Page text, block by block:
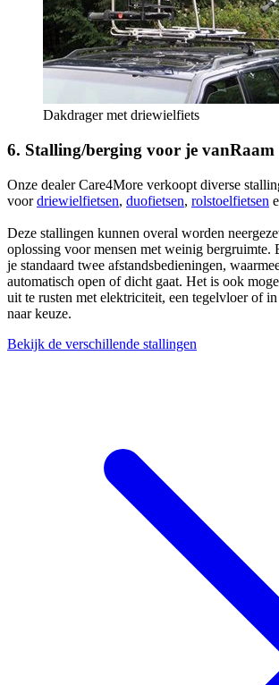
Dakdrager met driewielfiets
6. Stalling/berging voor je vanRaam
Onze dealer Care4More verkoopt diverse
voordriewielfietsen, duofietsen, rolstoelfietsen
Deze stallingen kunnen overal worden
oplossing voor mensen met weinig
je standaard twee afstandsbedieningen,
automatisch open of dicht gaat. Het is ook
uit te rusten met elektriciteit, een tegelvloer of
naar keuze.
Bekijk de verschillende stallingen